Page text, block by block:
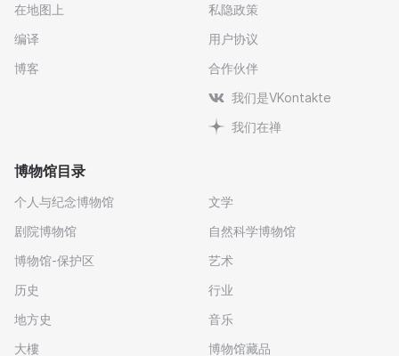
在地图上
编译
博客
私隐政策
用户协议
合作伙伴
我们是VKontakte
我们在禅
博物馆目录
个人与纪念博物馆
剧院博物馆
博物馆-保护区
历史
地方史
大樓
文学
自然科学博物馆
艺术
行业
音乐
博物馆藏品